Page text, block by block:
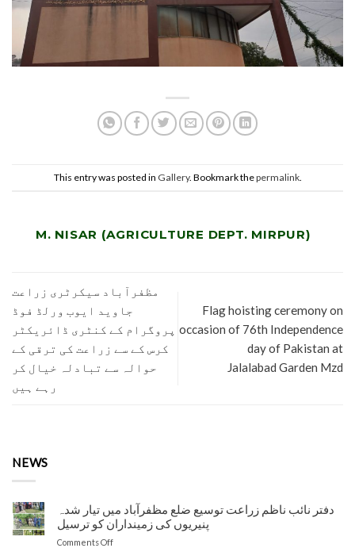
This entry was posted in Gallery. Bookmark thepermalink.
M. NISAR (AGRICULTURE DEPT. MIRPUR)
مظفرآباد سیکرٹری زراعت
جاوید ایوب ورلڈ فوڈ
پروگرام کے کنٹری ڈائریکٹر
کرس کے سے زراعت کی ترقی کے
حوالہ سے تبادلہ خیال کر
رہے ہیں
Flag hoisting ceremony on
occasion of 76th Independence
day of Pakistan at
Jalalabad Garden Mzd
NEWS
دفتر نائب ناظم زراعت توسیع ضلع مظفرآباد میں تیار شدہ
پنیریوں کی زمینداران کو ترسیل
Comments Offon